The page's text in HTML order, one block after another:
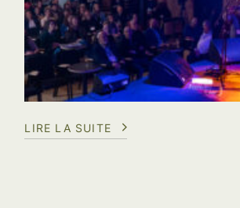
LIRE LA SUITE